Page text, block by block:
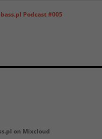
on Mixcloud